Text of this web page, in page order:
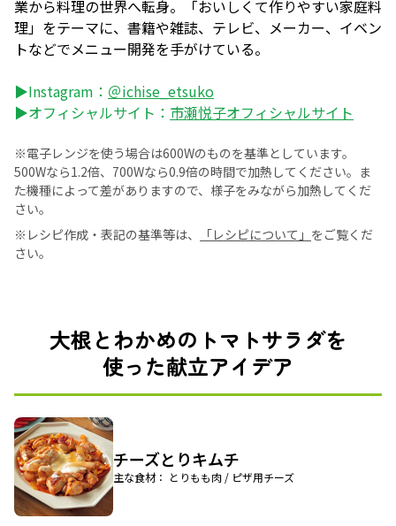
業から料理の世界へ転身。「おいしくて作りやすい家庭料
理」をテーマに、書籍や雑誌、テレビ、メーカー、イベン
トなどでメニュー開発を手がけている。
▶Instagram： ＠ichise_etsuko
▶オフィシャルサイト： 市瀬悦子オフィシャルサイト
※電子レンジを使う場合は600Wのものを基準としています。
500Wなら1.2倍、700Wなら0.9倍の時間で加熱してください。ま
た機種によって差がありますので、様子をみながら加熱してくだ
さい。
※レシピ作成・表記の基準等は、
「レシピについて」 をご覧くだ
さい。
大根とわかめのトマトサラダを
使った献立アイデア
チーズとりキムチ
主な食材： とりもも肉 / ピザ用チーズ